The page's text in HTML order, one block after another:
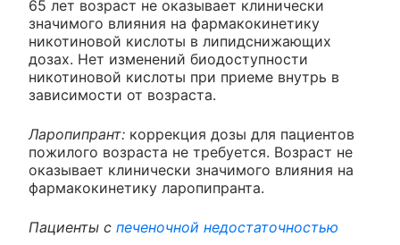
65 лет возраст не оказывает клинически
значимого влияния на фармакокинетику
никотиновой кислоты в липидснижающих
дозах. Нет изменений биодоступности
никотиновой кислоты при приеме внутрь в
зависимости от возраста.
Ларопипрант: коррекция дозы для пациентов
пожилого возраста не требуется. Возраст не
оказывает клинически значимого влияния на
фармакокинетику ларопипранта.
Пациенты с печеночной недостаточностью